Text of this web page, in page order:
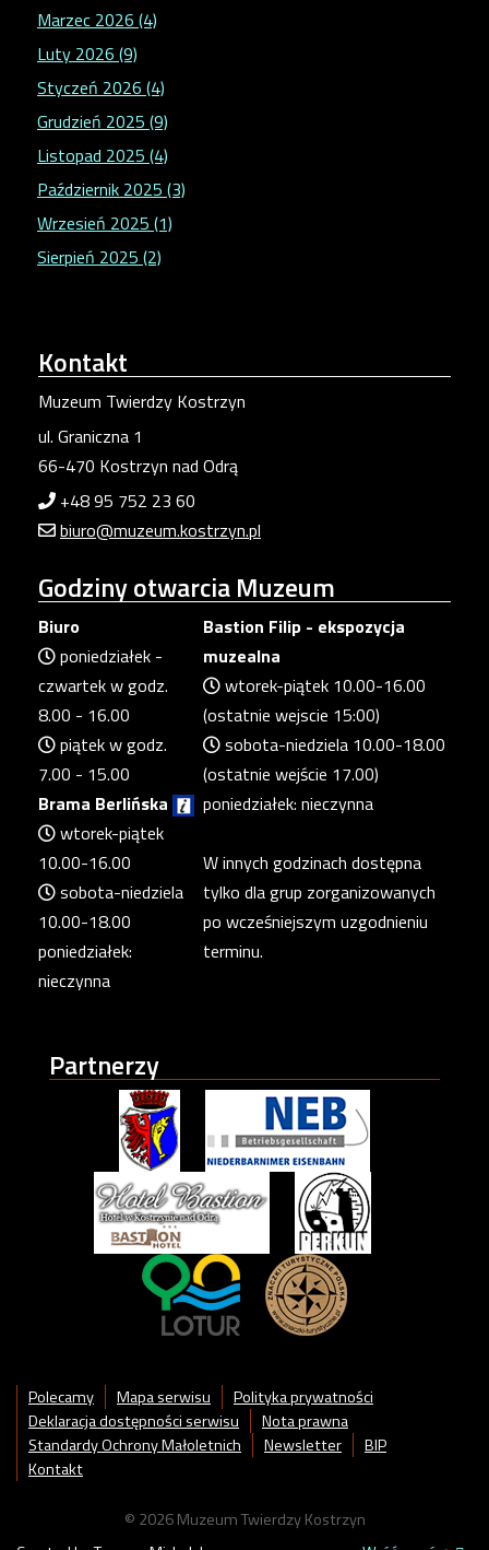
Marzec 2026 (4)
Luty 2026 (9)
Styczeń 2026 (4)
Grudzień 2025 (9)
Listopad 2025 (4)
Październik 2025 (3)
Wrzesień 2025 (1)
Sierpień 2025 (2)
Kontakt
Muzeum Twierdzy Kostrzyn
ul. Graniczna 1
66-470 Kostrzyn nad Odrą
+48 95 752 23 60
biuro@muzeum.kostrzyn.pl
Godzinyotwarcia Muzeum
Biuro
poniedziałek -
czwartek w godz.
8.00 - 16.00
piątek w godz.
7.00 - 15.00
Brama Berlińska
wtorek-piątek
10.00-16.00
sobota-niedziela
10.00-18.00
poniedziałek:
nieczynna
Bastion Filip - ekspozycja
muzealna
wtorek-piątek 10.00-16.00
(ostatnie wejscie 15:00)
sobota-niedziela 10.00-18.00
(ostatnie wejście 17.00)
poniedziałek: nieczynna
W innych godzinach dostępna
tylko dla grup zorganizowanych
po wcześniejszym uzgodnieniu
terminu.
Partnerzy
Polecamy Mapa serwisu
Polityka prywatności
Deklaracja dostępności serwisu
Nota prawna
Standardy Ochrony Małoletnich
Newsletter
BIP
Kontakt
© 2026 Muzeum Twierdzy Kostrzyn